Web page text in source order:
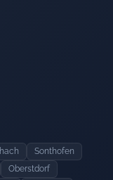
Sonthofen
Oberstdorf